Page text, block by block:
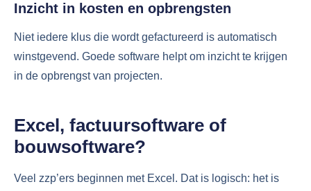
Inzicht in kosten en opbrengsten
Niet iedere klus die wordt gefactureerd is automatisch
winstgevend. Goede software helpt om inzicht te krijgen
in de opbrengst van projecten.
Excel, factuursoftware of
bouwsoftware?
Veel zzp’ers beginnen met Excel. Dat is logisch: het is